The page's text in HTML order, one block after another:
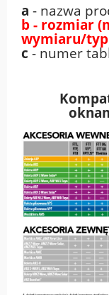
a - nazwa
b - rozmiar
wymiaru/
c - numer